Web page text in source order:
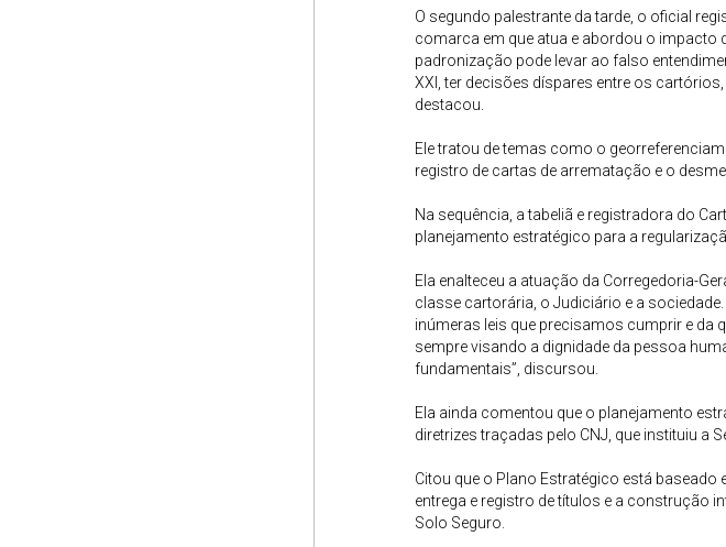
O segundo palestrante da tarde, o oficial
comarca em que atua e abordou o impacto
padronização pode levar ao falso
XXI, ter decisões díspares entre os
destacou.
Ele tratou de temas como o
registro de cartas de arrematação e o
Na sequência, a tabeliã e registradora do
planejamento estratégico para a
Ela enalteceu a atuação da Corregedoria-
classe cartorária, o Judiciário e a
inúmeras leis que precisamos cumprir e da
sempre visando a dignidade da pessoa
fundamentais”, discursou.
Ela ainda comentou que o planejamento
diretrizes traçadas pelo CNJ, que instituiu a
Citou que o Plano Estratégico está
entrega e registro de títulos e a construção
Solo Seguro.